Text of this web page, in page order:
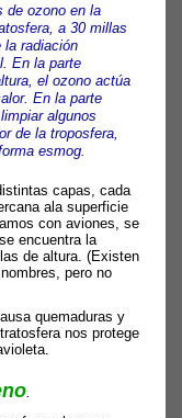
de ozono en la
a 30 millas
la radiación
En la parte
el ozono actúa
En la parte
algunos
de la troposfera,
esmog.
capas, cada
ala superficie
con aviones, se
encuentra la
de altura. (Existen
pero no
quemaduras y
nos protege